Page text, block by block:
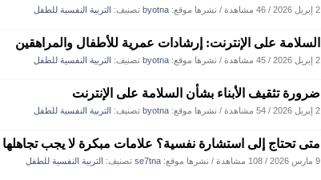
2 إبريل 2026 / 46 مشاهدة / نشرها موقع: byotna تصنيف: التربية النفسية للطفل
السلامة على الإنترنت: إرشادات عمرية للأطفال والمراهقين
2 إبريل 2026 / 45 مشاهدة / نشرها موقع: byotna تصنيف: التربية النفسية للطفل
ضرورة تثقيف الأبناء بشأن السلامة على الإنترنت
2 إبريل 2026 / 54 مشاهدة / نشرها موقع: byotna تصنيف: التربية النفسية للطفل
متى تحتاج إلى استشارة نفسية؟ علامات مبكرة لا يجب تجاهلها
9 مارس 2026 / 108 مشاهدة / نشرها موقع: se7tna تصنيف: التربية النفسية للطفل